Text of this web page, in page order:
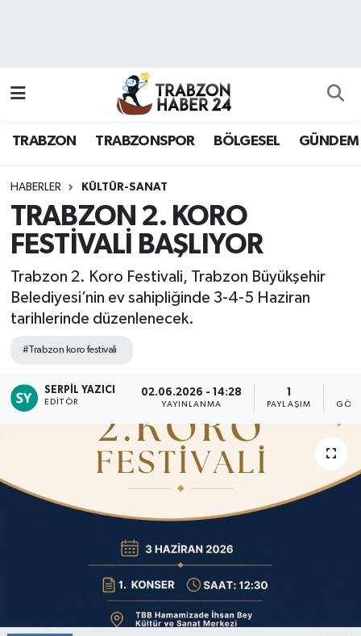
TRABZON TRABZONSPOR BÖLGESEL GÜNDEM
HABERLER KÜLTÜR-SANAT
TRABZON 2. KORO
FESTİVALİ BAŞLIYOR
Trabzon 2. Koro Festivali, Trabzon Büyükşehir
Belediyesi’nin ev sahipliğinde 3-4-5 Haziran
tarihlerinde düzenlenecek.
#Trabzon koro festivali
SERPIL YAZICI
EDITÖR
02.06.2026 - 14:28
YAYINLANMA
1
PAYLAŞIM
Hava Durumu
Namaz Vakitleri
Trafik Durumu
Süper Lig Puan Durumu ve Fikstür
Son Dakika Haberleri
Haber Arşivi